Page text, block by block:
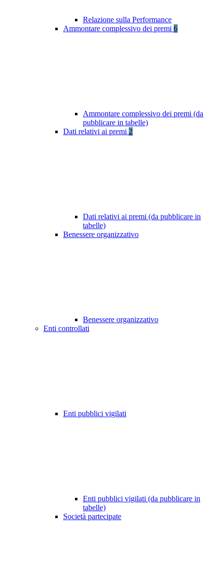
Relazione sulla Performance
Ammontare complessivo dei premi 6
Ammontare complessivo dei premi (da
pubblicare in tabelle)
Dati relativi ai premi 2
Dati relativi ai premi (da pubblicare in
tabelle)
Benessere organizzativo
Benessere organizzativo
Enti controllati
Enti pubblici vigilati
Enti pubblici vigilati (da pubblicare in
tabelle)
Società partecipate